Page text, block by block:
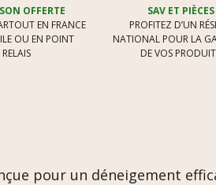
OFFERTE
EN FRANCE
OU EN POINT
RELAIS
SAV ET PIÈCES
PROFITEZ D’UN
NATIONAL POUR LA
DE VOS
pour un déneigement